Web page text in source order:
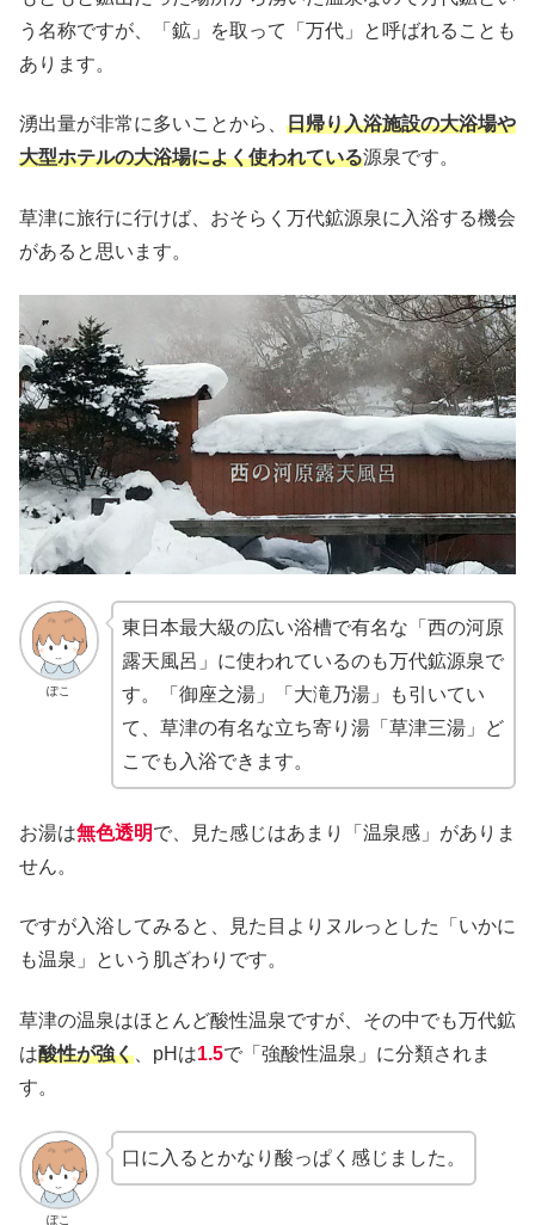
う名称ですが、「鉱」を取って「万代」と呼ばれることも
あります。
湧出量が非常に多いことから、 日帰り入浴施設の大浴場や
大型ホテルの大浴場によく使われている源泉です。
草津に旅行に行けば、おそらく万代鉱源泉に入浴する機会
があると思います。
ぽこ
東日本最大級の広い浴槽で有名な「西の河原
露天風呂」に使われているのも万代鉱源泉で
す。「御座之湯」「大滝乃湯」も引いてい
て、草津の有名な立ち寄り湯「草津三湯」ど
こでも入浴できます。
お湯は無色透明で、見た感じはあまり「温泉感」がありま
せん。
ですが入浴してみると、見た目よりヌルっとした「いかに
も温泉」という肌ざわりです。
草津の温泉はほとんど酸性温泉ですが、その中でも万代鉱
は酸性が強く 、pHは1.5で「強酸性温泉」に分類されま
す。
ぽこ
口に入るとかなり酸っぱく感じました。